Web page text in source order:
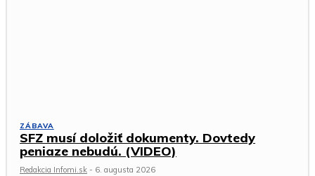
ZÁBAVA
SFZ musí doložiť dokumenty. Dovtedy
peniaze nebudú. (VIDEO)
Redakcia Infomi.sk - 6. augusta 2026